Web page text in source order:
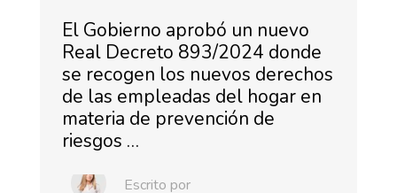
El Gobierno aprobó un nuevo
Real Decreto 893/2024 donde
se recogen los nuevos derechos
de las empleadas del hogar en
materia de prevención de
riesgos …
Escrito por